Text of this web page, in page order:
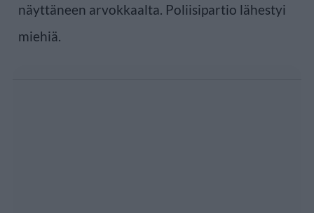
näyttäneen arvokkaalta. Poliisipartio lähestyi
miehiä.